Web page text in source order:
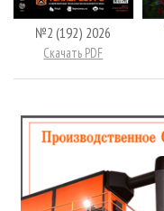
№2 (192) 2026
Скачать PDF